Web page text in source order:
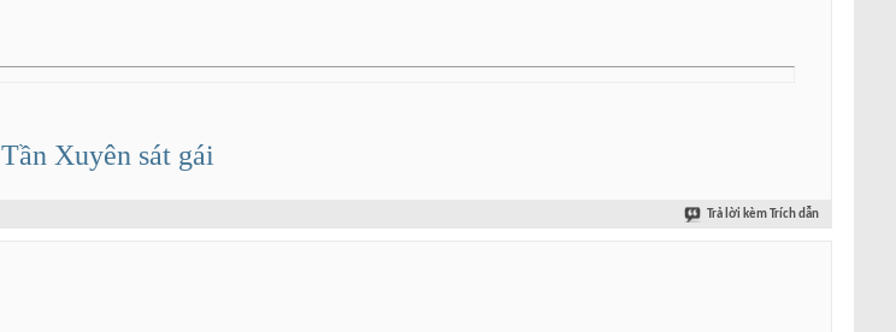
Tần Xuyên sát gái
Trả lời kèm Trích dẫn